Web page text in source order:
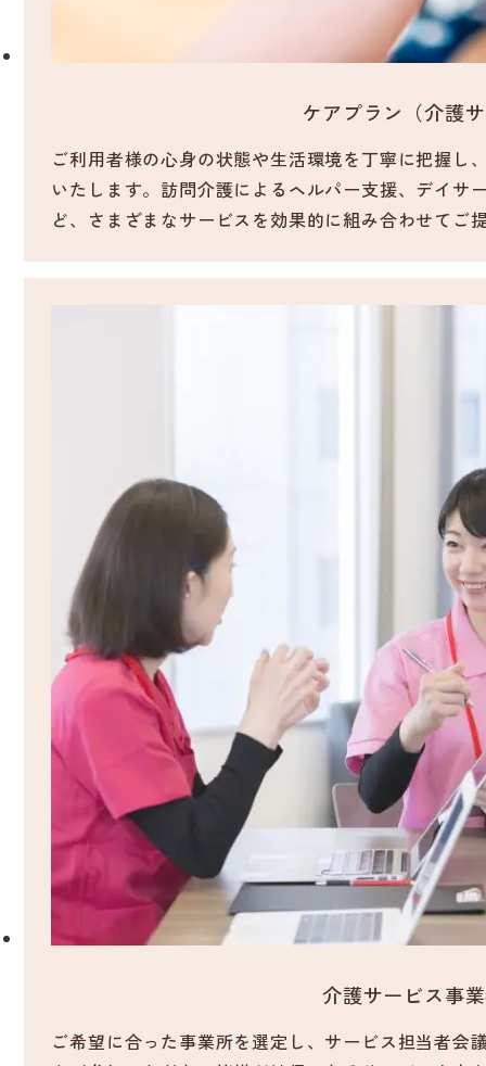
ケアプラン（介護
ご利用者様の心身の状態や生活環境を丁寧に把握
いたします。訪問介護によるヘルパー支援、デイ
ど、さまざまなサービスを効果的に組み合わせてご
介護サービス事
ご希望に合った事業所を選定し、サービス担当者